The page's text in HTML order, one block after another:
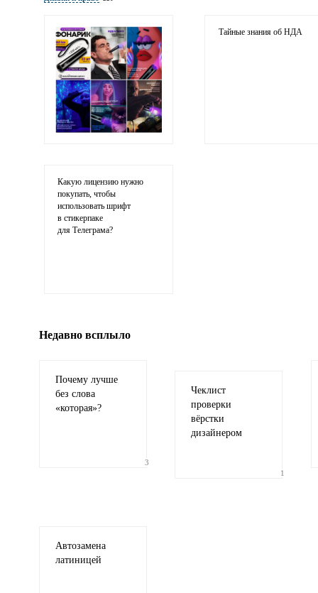
Тайные знания об НДА
Какую лицензию нужно
покупать, чтобы
использовать шрифт
в стикерпаке
для Телеграма?
Недавно всплыло
Почему лучше
без слова
«которая»?
3
Чеклист
проверки
вёрстки
дизайнером
1
Автозамена
латиницей